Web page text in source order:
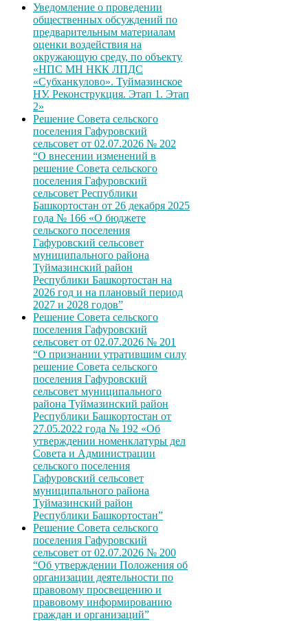
Уведомление о проведении
общественных обсуждений по
предварительным материалам
оценки воздействия на
окружающую среду, по объекту
«НПС МН НКК ЛПДС
«Субханкулово». Туймазинское
НУ. Реконструкция. Этап 1. Этап
2»
Решение Совета сельского
поселения Гафуровский
сельсовет от 02.07.2026 № 202
“О внесении изменений в
решение Совета сельского
поселения Гафуровский
сельсовет Республики
Башкортостан от 26 декабря 2025
года № 166 «О бюджете
сельского поселения
Гафуровский сельсовет
муниципального района
Туймазинский район
Республики Башкортостан на
2026 год и на плановый период
2027 и 2028 годов”
Решение Совета сельского
поселения Гафуровский
сельсовет от 02.07.2026 № 201
“О признании утратившим силу
решение Совета сельского
поселения Гафуровский
сельсовет муниципального
района Туймазинский район
Республики Башкортостан от
27.05.2022 года № 192 «Об
утверждении номенклатуры дел
Совета и Администрации
сельского поселения
Гафуровский сельсовет
муниципального района
Туймазинский район
Республики Башкортостан”
Решение Совета сельского
поселения Гафуровский
сельсовет от 02.07.2026 № 200
“Об утверждении Положения об
организации деятельности по
правовому просвещению и
правовому информированию
граждан и организаций”